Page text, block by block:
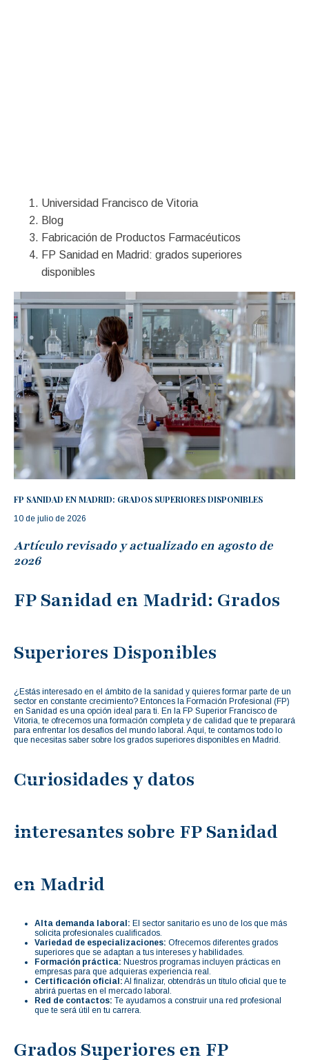
Universidad Francisco de Vitoria
Blog
Fabricación de Productos Farmacéuticos
FP Sanidad en Madrid: grados superiores
disponibles
FP SANIDAD EN MADRID: GRADOS SUPERIORES DISPONIBLES
10 de julio de 2026
Artículo revisado y actualizado en agosto de
2026
FP Sanidad en Madrid: Grados
Superiores Disponibles
¿Estás interesado en el ámbito de la sanidad y quieres formar parte de un
sector en constante crecimiento? Entonces la Formación Profesional (FP)
en Sanidad es una opción ideal para ti. En la FP Superior Francisco de
Vitoria, te ofrecemos una formación completa y de calidad que te preparará
para enfrentar los desafíos del mundo laboral. Aquí, te contamos todo lo
que necesitas saber sobre los grados superiores disponibles en Madrid.
Curiosidades y datos
interesantes sobre FP Sanidad
en Madrid
Alta demanda laboral: El sector sanitario es uno de los que más
solicita profesionales cualificados.
Variedad de especializaciones: Ofrecemos diferentes grados
superiores que se adaptan a tus intereses y habilidades.
Formación práctica: Nuestros programas incluyen prácticas en
empresas para que adquieras experiencia real.
Certificación oficial: Al finalizar, obtendrás un título oficial que te
abrirá puertas en el mercado laboral.
Red de contactos: Te ayudamos a construir una red profesional
que te será útil en tu carrera.
Grados Superiores en FP